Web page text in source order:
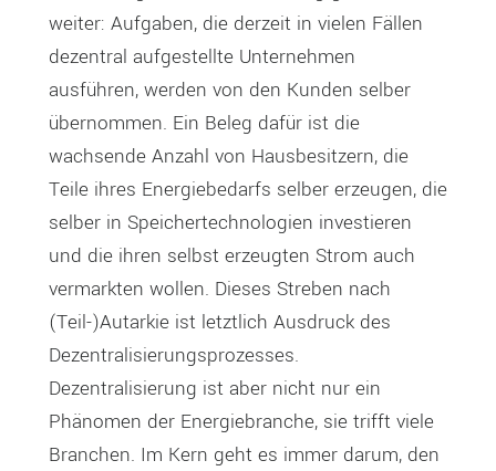
weiter: Aufgaben, die derzeit in vielen Fällen
dezentral aufgestellte Unternehmen
ausführen, werden von den Kunden selber
übernommen. Ein Beleg dafür ist die
wachsende Anzahl von Hausbesitzern, die
Teile ihres Energiebedarfs selber erzeugen, die
selber in Speichertechnologien investieren
und die ihren selbst erzeugten Strom auch
vermarkten wollen. Dieses Streben nach
(Teil-)Autarkie ist letztlich Ausdruck des
Dezentralisierungsprozesses.
Dezentralisierung ist aber nicht nur ein
Phänomen der Energiebranche, sie trifft viele
Branchen. Im Kern geht es immer darum, den